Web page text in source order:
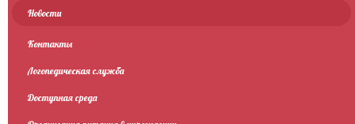
Новости
Контакты
Логопедическая служба
Доступная среда